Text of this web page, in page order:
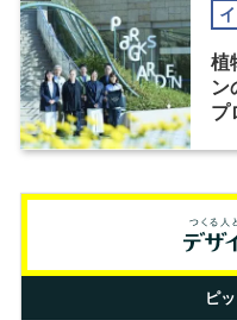
植
ン
プ
ピ